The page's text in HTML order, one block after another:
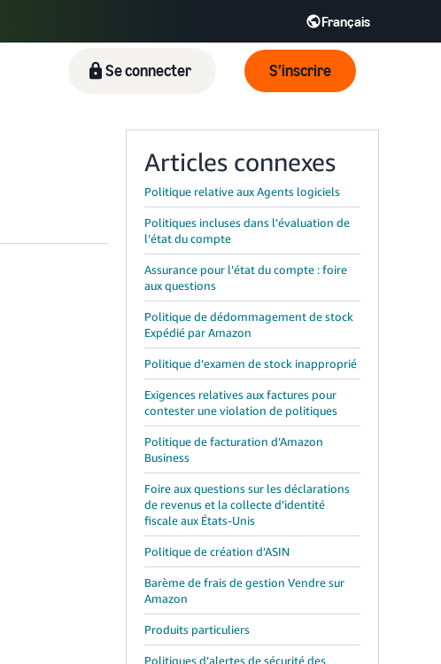
Français
தமிழ் - IN Tiếng Việt - VN Deutsch - DE
Se connecter S’inscrire
Articles connexes
Politique relative aux Agents logiciels
Politiques incluses dans l’évaluation de
l’état du compte
Assurance pour l’état du compte : foire
aux questions
Politique de dédommagement de stock
Expédié par Amazon
Politique d’examen de stock inapproprié
Exigences relatives aux factures pour
contester une violation de politiques
Politique de facturation d’Amazon
Business
Foire aux questions sur les déclarations
de revenus et la collecte d’identité
fiscale aux États-Unis
Politique de création d’ASIN
Barème de frais de gestion Vendre sur
Amazon
Produits particuliers
Politiques d’alertes de sécurité des